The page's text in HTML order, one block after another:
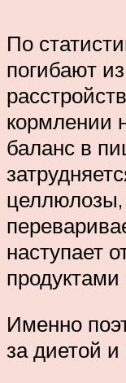
По
погибают
кормлении
баланс в
целлюлозы,
наступает
Именно
за диетой